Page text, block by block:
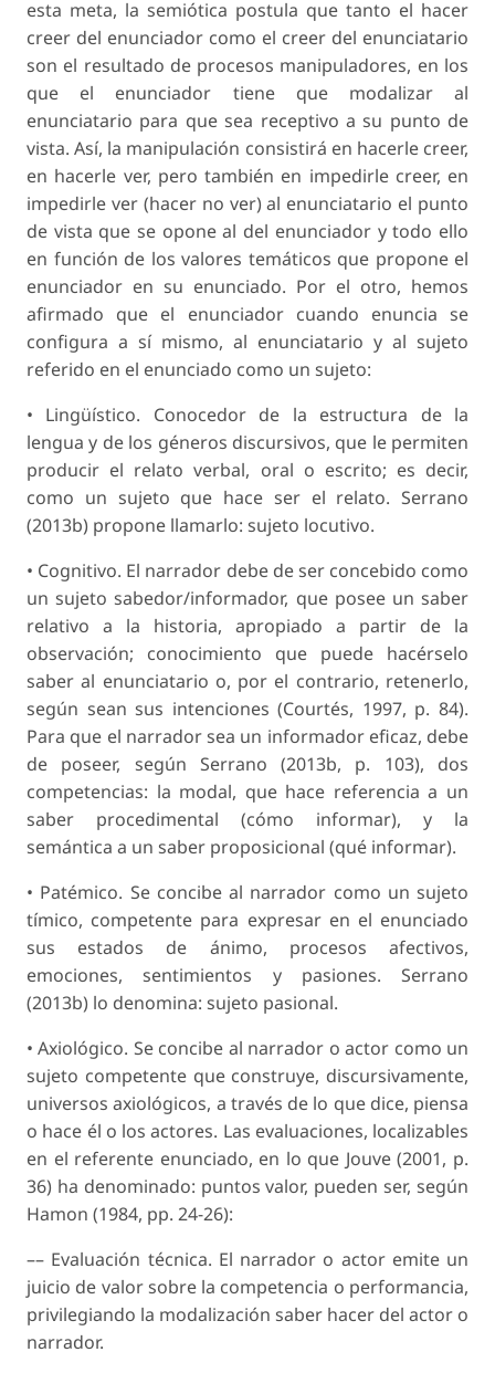
esta meta, la semiótica postula que tanto el hacer
creer del enunciador como el creer del enunciatario
son el resultado de procesos manipuladores, en los
que el enunciador tiene que modalizar al
enunciatario para que sea receptivo a su punto de
vista. Así, la manipulación consistirá en hacerle creer,
en hacerle ver, pero también en impedirle creer, en
impedirle ver (hacer no ver) al enunciatario el punto
de vista que se opone al del enunciador y todo ello
en función de los valores temáticos que propone el
enunciador en su enunciado. Por el otro, hemos
afirmado que el enunciador cuando enuncia se
configura a sí mismo, al enunciatario y al sujeto
referido en el enunciado como un sujeto:
• Lingüístico. Conocedor de la estructura de la
lengua y de los géneros discursivos, que le permiten
producir el relato verbal, oral o escrito; es decir,
como un sujeto que hace ser el relato. Serrano
(2013b) propone llamarlo: sujeto locutivo.
• Cognitivo. El narrador debe de ser concebido como
un sujeto sabedor/informador, que posee un saber
relativo a la historia, apropiado a partir de la
observación; conocimiento que puede hacérselo
saber al enunciatario o, por el contrario, retenerlo,
según sean sus intenciones (Courtés, 1997, p. 84).
Para que el narrador sea un informador eficaz, debe
de poseer, según Serrano (2013b, p. 103), dos
competencias: la modal, que hace referencia a un
saber procedimental (cómo informar), y la
semántica a un saber proposicional (qué informar).
• Patémico. Se concibe al narrador como un sujeto
tímico, competente para expresar en el enunciado
sus estados de ánimo, procesos afectivos,
emociones, sentimientos y pasiones. Serrano
(2013b) lo denomina: sujeto pasional.
• Axiológico. Se concibe al narrador o actor como un
sujeto competente que construye, discursivamente,
universos axiológicos, a través de lo que dice, piensa
o hace él o los actores. Las evaluaciones, localizables
en el referente enunciado, en lo que Jouve (2001, p.
36) ha denominado: puntos valor, pueden ser, según
Hamon (1984, pp. 24-26):
–– Evaluación técnica. El narrador o actor emite un
juicio de valor sobre la competencia o performancia,
privilegiando la modalización saber hacer del actor o
narrador.